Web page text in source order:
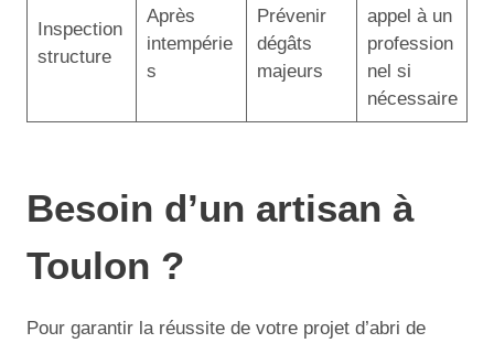
Inspection
structure
Après
intempérie
s
Prévenir
dégâts
majeurs
appel à un
profession
nel si
nécessaire
Besoin d’un artisan à
Toulon ?
Pour garantir la réussite de votre projet d’abri de